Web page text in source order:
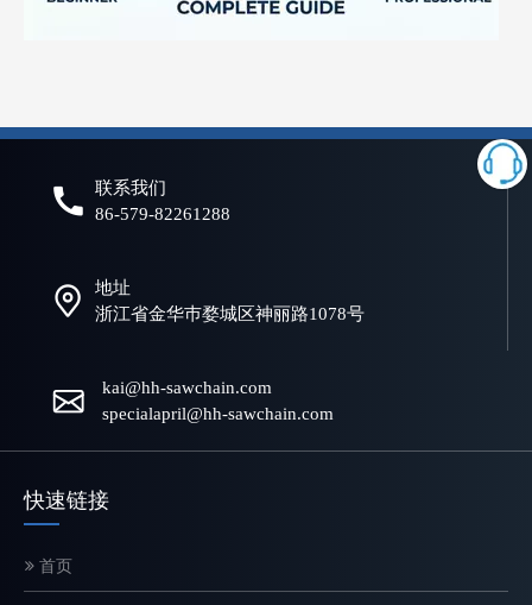
联系我们
86-579-82261288
地址
浙江省金华巿婺城区神丽路1078号
kai@hh-sawchain.com
specialapril@hh-sawchain.com
快速链接
首页